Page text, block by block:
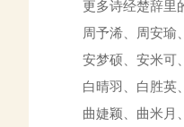
更多诗经楚辞里
周予浠、周安瑜
安梦硕、安米可
白晴羽、白胜英
曲婕颖、曲米月